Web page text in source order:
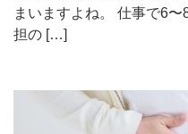
まいますよね。 仕事で6
担の […]